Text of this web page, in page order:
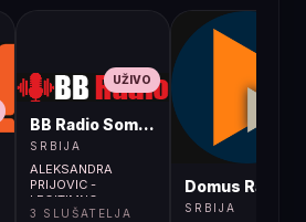
UŽIVO
BB Radio Sombor
SRBIJA
ALEKSANDRA
PRIJOVIC -
LEGITIMNO
3 SLUŠATELJA
Domus Radio
SRBIJA